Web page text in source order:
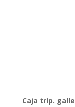
Caja tríp.